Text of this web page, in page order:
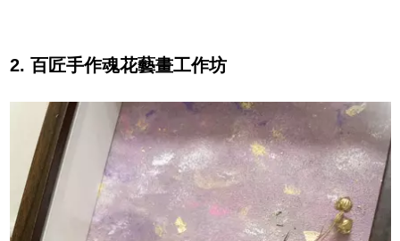
2. 百匠手作魂花藝畫工作坊